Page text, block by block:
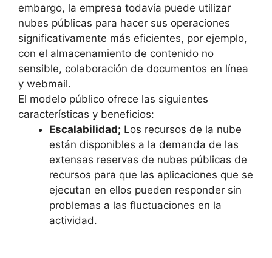
embargo, la empresa todavía puede utilizar
nubes públicas para hacer sus operaciones
significativamente más eficientes, por ejemplo,
con el almacenamiento de contenido no
sensible, colaboración de documentos en línea
y webmail.
El modelo público ofrece las siguientes
características y beneficios:
Escalabilidad; Los recursos de la nube
están disponibles a la demanda de las
extensas reservas de nubes públicas de
recursos para que las aplicaciones que se
ejecutan en ellos pueden responder sin
problemas a las fluctuaciones en la
actividad.